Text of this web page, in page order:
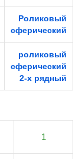
Роликовый
сферический
роликовый
сферический
2-х рядный
1